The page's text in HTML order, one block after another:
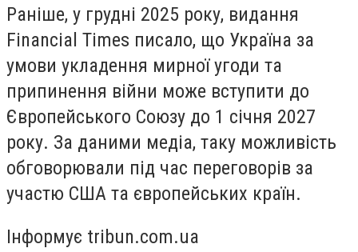
Раніше, у грудні 2025 року, видання
Financial Times писало, що Україна за
умови укладення мирної угоди та
припинення війни може вступити до
Європейського Союзу до 1 січня 2027
року. За даними медіа, таку можливість
обговорювали під час переговорів за
участю США та європейських країн.
Інформує tribun.com.ua